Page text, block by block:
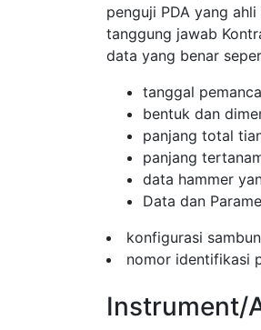
penguji PDA yang
tanggung jawab
data yang benar
tanggal
bentuk dan
panjang total
panjang
data hammer
Data dan
konfigurasi
nomor identifikasi
Instrument/